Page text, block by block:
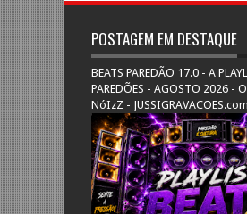
POSTAGEM EM DESTAQUE
BEATS PAREDÃO 17.0 - A
PAREDÕES - AGOSTO 2026 -
NóIzZ - JUSSIGRAVACOES.com